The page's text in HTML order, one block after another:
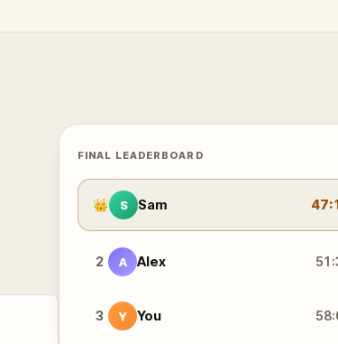
FINAL LEADERBOARD
👑 S Sam
2 A Alex
3 Y You